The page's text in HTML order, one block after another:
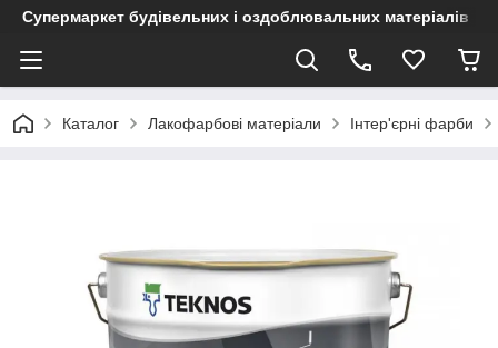
Супермаркет будівельних і оздоблювальних матеріалів
Каталог Лакофарбові матеріали Інтер'єрні фарби